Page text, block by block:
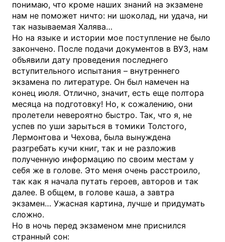
понимаю, что кроме наших знаний на экзамене
нам не поможет ничто: ни шоколад, ни удача, ни
так называемая Халява…
Но на языке и истории мое поступление не было
закончено. После подачи документов в ВУЗ, нам
объявили дату проведения последнего
вступительного испытания – внутреннего
экзамена по литературе. Он был намечен на
конец июля. Отлично, значит, есть еще полтора
месяца на подготовку! Но, к сожалению, они
пролетели невероятно быстро. Так, что я, не
успев по уши зарыться в томики Толстого,
Лермонтова и Чехова, была вынуждена
разгребать кучи книг, так и не разложив
полученную информацию по своим местам у
себя же в голове. Это меня очень расстроило,
так как я начала путать героев, авторов и так
далее. В общем, в голове каша, а завтра
экзамен… Ужасная картина, лучше и придумать
сложно.
Но в ночь перед экзаменом мне приснился
странный сон: